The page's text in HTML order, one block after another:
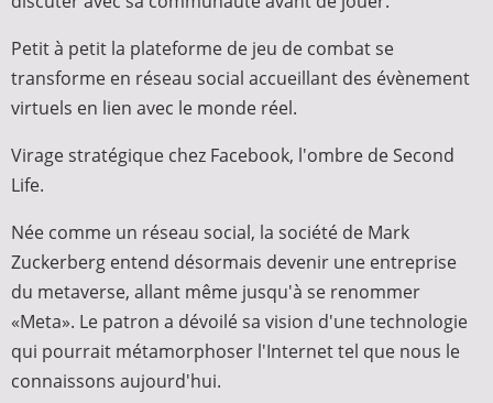
Petit à petit la plateforme de jeu de combat se
transforme en réseau social accueillant des évènement
virtuels en lien avec le monde réel.
Virage stratégique chez Facebook, l'ombre de Second
Life.
Née comme un réseau social, la société de Mark
Zuckerberg entend désormais devenir une entreprise
du metaverse, allant même jusqu'à se renommer
«Meta». Le patron a dévoilé sa vision d'une technologie
qui pourrait métamorphoser l'Internet tel que nous le
connaissons aujourd'hui.